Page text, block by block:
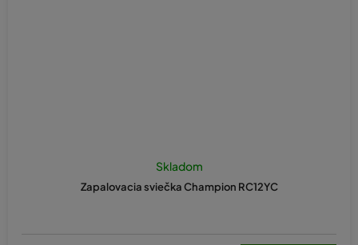
Zapalovacia sviečka Champion RC12YC
Skladom